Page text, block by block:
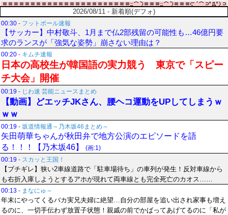
2026/08/11 - 新着順(デフォ)
00:30 - フットボール速報
【サッカー】中村敬斗、1月まで仏2部残留の可能性も…46億円要
求のランスが「強気な姿勢」崩さない理由は？
00:20 - キムチ速報
日本の高校生が韓国語の実力競う 東京で「スピー
チ大会」開催
00:19 - じわ速 芸能ニュースまとめ
【動画】どエッチJKさん、腰ヘコ運動をUPしてしまうｗ
ｗｗ
00:19 - 坂道情報通～乃木坂46まとめ～
矢田萌華ちゃんが秋田弁で地方公演のエピソードを語
る！！！【乃木坂46】
(画:1)
00:19 - スカッと王国！
【ブチギレ】狭い2車線道路で「駐車場待ち」の車列が発生！反対車線から
も右折入庫しようとするアホが現れて両車線とも完全死亡のカオス……
00:13 - まなにゅ～
年末にやってくるバカ実兄夫婦に絶望…自分の部屋を追い出され家事も増え
るのに、一切手伝わず放置子状態！親戚の前でかばってあげてるのに「私が